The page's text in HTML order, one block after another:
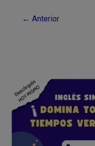
ejemplos
← Anterior